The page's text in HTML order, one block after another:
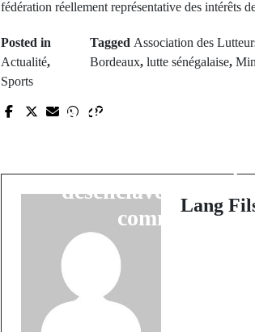
fédération réellement représentative des intérêts
Posted in
Actualité,
Sports
Tagged Association des
Bordeaux, lutte sénégalaise,
Tankanto Escale face
désenclavement de sa
commune
Lang